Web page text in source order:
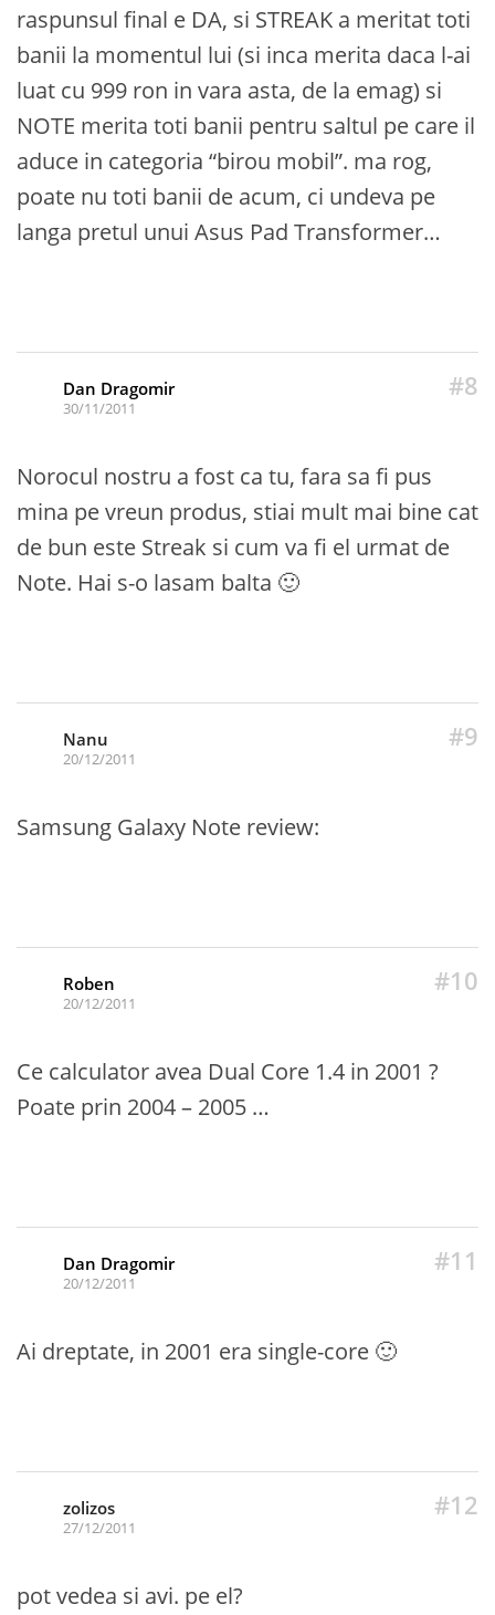
raspunsul final e DA, si STREAK a meritat toti
banii la momentul lui (si inca merita daca l-ai
luat cu 999 ron in vara asta, de la emag) si
NOTE merita toti banii pentru saltul pe care il
aduce in categoria “birou mobil”. ma rog,
poate nu toti banii de acum, ci undeva pe
langa pretul unui Asus Pad Transformer…
#8
Dan Dragomir
30/11/2011
Norocul nostru a fost ca tu, fara sa fi pus
mina pe vreun produs, stiai mult mai bine cat
de bun este Streak si cum va fi el urmat de
Note. Hai s-o lasam balta 🙂
#9
Nanu
20/12/2011
Samsung Galaxy Note review:
#10
Roben
20/12/2011
Ce calculator avea Dual Core 1.4 in 2001 ?
Poate prin 2004 – 2005 …
#11
Dan Dragomir
20/12/2011
Ai dreptate, in 2001 era single-core 🙂
#12
zolizos
27/12/2011
pot vedea si avi. pe el?